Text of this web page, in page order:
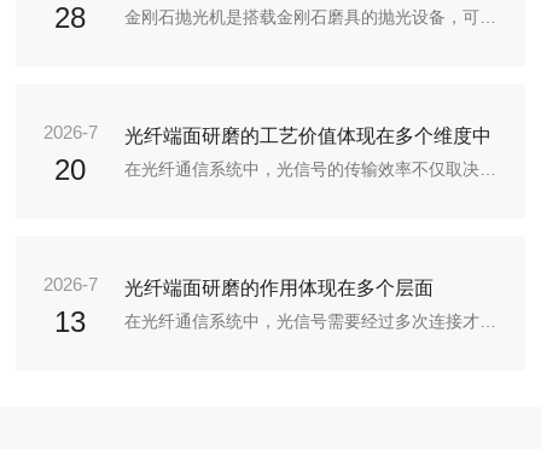
28
2026-7
20
光纤端面研磨的工艺价值体现在多个维度中
2026-7
13
光纤端面研磨的作用体现在多个层面